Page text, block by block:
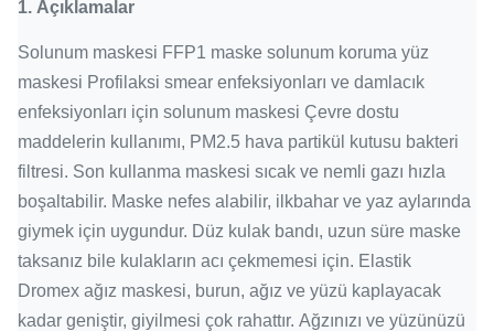
1. Açıklamalar
Solunum maskesi FFP1 maske solunum koruma yüz
maskesi Profilaksi smear enfeksiyonları ve damlacık
enfeksiyonları için solunum maskesi Çevre dostu
maddelerin kullanımı, PM2.5 hava partikül kutusu bakteri
filtresi. Son kullanma maskesi sıcak ve nemli gazı hızla
boşaltabilir. Maske nefes alabilir, ilkbahar ve yaz aylarında
giymek için uygundur. Düz kulak bandı, uzun süre maske
taksanız bile kulakların acı çekmemesi için. Elastik
Dromex ağız maskesi, burun, ağız ve yüzü kaplayacak
kadar geniştir, giyilmesi çok rahattır. Ağzınızı ve yüzünüzü